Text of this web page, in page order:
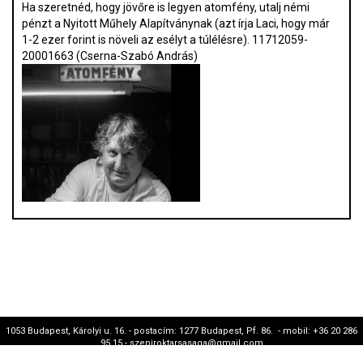
Ha szeretnéd, hogy jövőre is legyen atomfény, utalj némi
pénzt a Nyitott Műhely Alapítványnak (azt írja Laci, hogy már
1-2 ezer forint is növeli az esélyt a túlélésre). 11712059-
20001663 (Cserna-Szabó András)
1053 Budapest, Károlyi u. 16. - postacím: 1277 Budapest, Pf. 86. - mobil: +36 20 286
95 15 - szepiroktarsasaga@gmail.com